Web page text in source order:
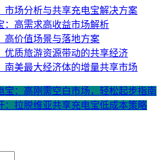
市场分析与共享充电宝解决方案
：高需求高收益市场解析
高价值场景与落地方案
优质旅游资源带动的共享经济
南美最大经济体的增量共享市场
宝：高刚需空白市场，轻松起步指南
：拉脱维亚共享充电宝低成本策略